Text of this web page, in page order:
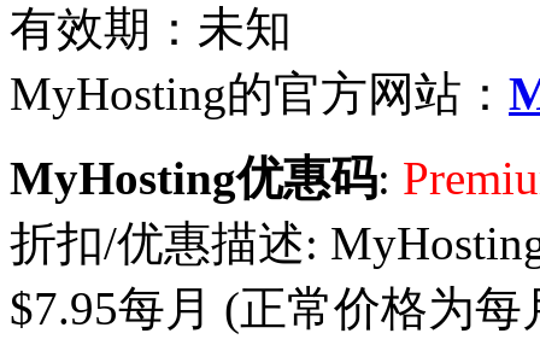
有效期：未知
MyHosting的官方网站：
MyHosting优惠码:
折扣/优惠描述:
$7.95每月 (正常价格为